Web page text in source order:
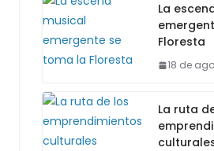
La
Floresta
18 de
La ruta